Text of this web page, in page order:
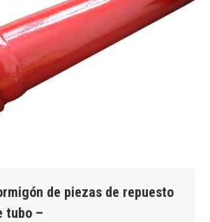
de piezas de repuesto
tubo –